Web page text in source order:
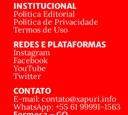
INSTITUCIONAL
Política Editorial
Política de Privacidade
Termos de Uso
REDES E PLATAFORMAS
Instagram
Facebook
YouTube
Twitter
CONTATO
E-mail: contato@xapuri.info
WhatsApp: +55 61 99991-1563